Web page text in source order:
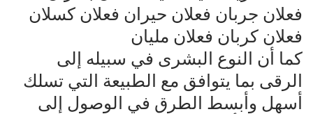
فعلان جربان فعلان حيران فعلان كسلان
فعلان كربان فعلان مليان
كما أن النوع البشرى في سبيله إلى
الرقى بما يتوافق مع الطبيعة التي تسلك
أسهل وأبسط الطرق في الوصول إلى